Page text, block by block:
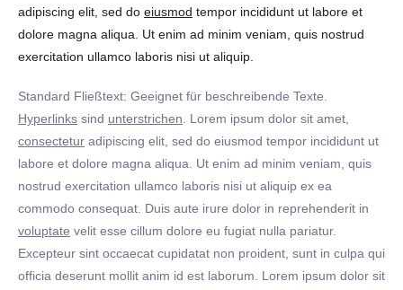
adipiscing elit, sed do eiusmod tempor incididunt ut labore et
dolore magna aliqua. Ut enim ad minim veniam, quis nostrud
exercitation ullamco laboris nisi ut aliquip.
Standard Fließtext: Geeignet für beschreibende Texte.
Hyperlinks sind unterstrichen . Lorem ipsum dolor sit amet,
consectetur adipiscing elit, sed do eiusmod tempor incididunt ut
labore et dolore magna aliqua. Ut enim ad minim veniam, quis
nostrud exercitation ullamco laboris nisi ut aliquip ex ea
commodo consequat. Duis aute irure dolor in reprehenderit in
voluptate velit esse cillum dolore eu fugiat nulla pariatur.
Excepteur sint occaecat cupidatat non proident, sunt in culpa qui
officia deserunt mollit anim id est laborum. Lorem ipsum dolor sit